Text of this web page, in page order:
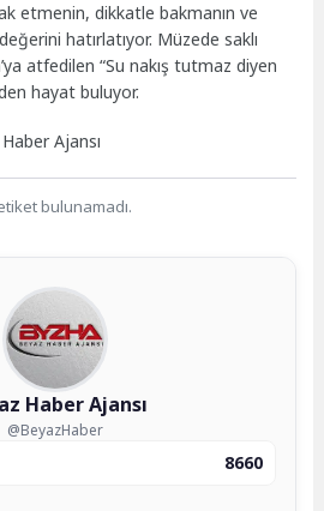
etmenin, dikkatle bakmanın ve
hatırlatıyor. Müzede saklı
atfedilen “Su nakış tutmaz diyen
hayat buluyor.
Ajansı
bulunamadı.
Haber Ajansı
@BeyazHaber
8660